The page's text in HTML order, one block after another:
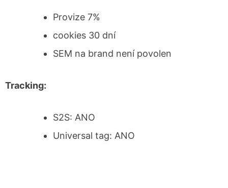
Provize 7%
cookies 30 dní
SEM na brand není povolen
Tracking:
S2S: ANO
Universal tag: ANO